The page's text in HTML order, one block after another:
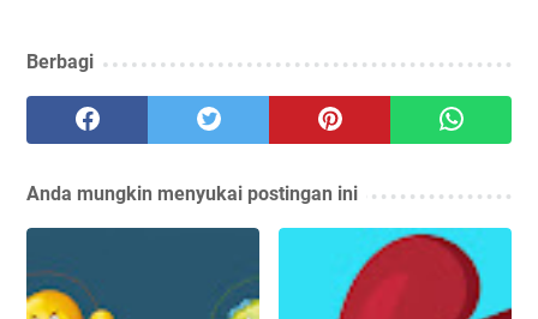
Berbagi
Anda mungkin menyukai postingan ini